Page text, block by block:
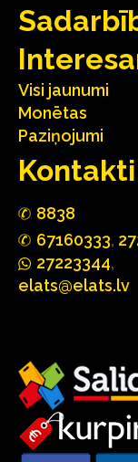
Visi jaunumi
Monētas
Paziņojumi
Kontakti
8838
67160333,
27223344,
elats@elats.lv